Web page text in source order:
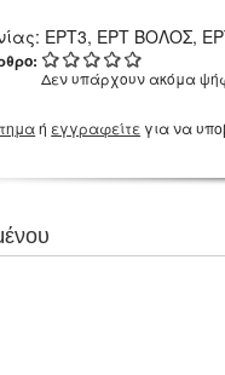
ΕΡΤ3, ΕΡΤ ΒΟΛΟΣ,
Δεν υπάρχουν ακόμα
ή εγγραφείτε για να